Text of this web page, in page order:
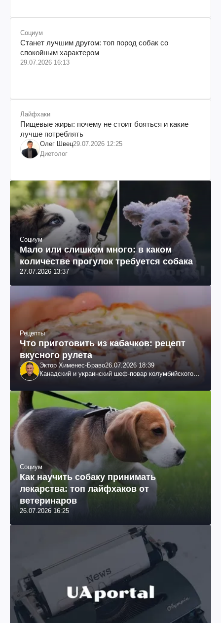
Социум
Станет лучшим другом: топ пород собак со
спокойным характером
29.07.2026 16:13
Лайфхаки
Пищевые жиры: почему не стоит бояться и какие
лучше потреблять
Олег Швец29.07.2026 12:25
Диетолог
Социум
Мало или слишком много: в каком
количестве прогулок требуется собака
27.07.2026 13:37
Рецепты
Что приготовить из кабачков: рецепт
вкусного рулета
Эктор Хименес-Браво26.07.2026 18:39
Канадский и украинский шеф-повар колумбийского
Социум
Как научить собаку принимать
лекарства: топ лайфхаков от
ветеринаров
26.07.2026 16:25